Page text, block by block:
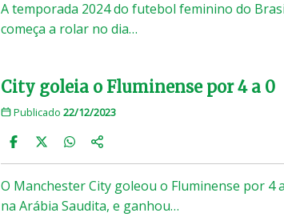
A temporada 2024 do futebol feminino do
começa a rolar no dia…
City goleia o Fluminense por 4 a 0
Publicado 22/12/2023
O Manchester City goleou o Fluminense por 4
na Arábia Saudita, e ganhou…